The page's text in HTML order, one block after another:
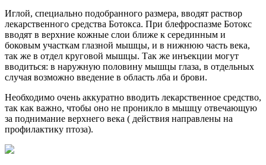
Иглой, специально подобранного размера, вводят раствор
лекарственного средства Ботокса. При блефроспазме Ботокс
вводят в верхние кожные слои ближе к серединным и
боковым участкам глазной мышцы, и в нижнюю часть века,
так же в отдел круговой мышцы. Так же инъекции могут
вводиться: в наружную половину мышцы глаза, в отдельных
случая возможно введение в область лба и брови.
Необходимо очень аккуратно вводить лекарственное средство,
так как важно, чтобы оно не проникло в мышцу отвечающую
за поднимание верхнего века ( действия направлены на
профилактику птоза).